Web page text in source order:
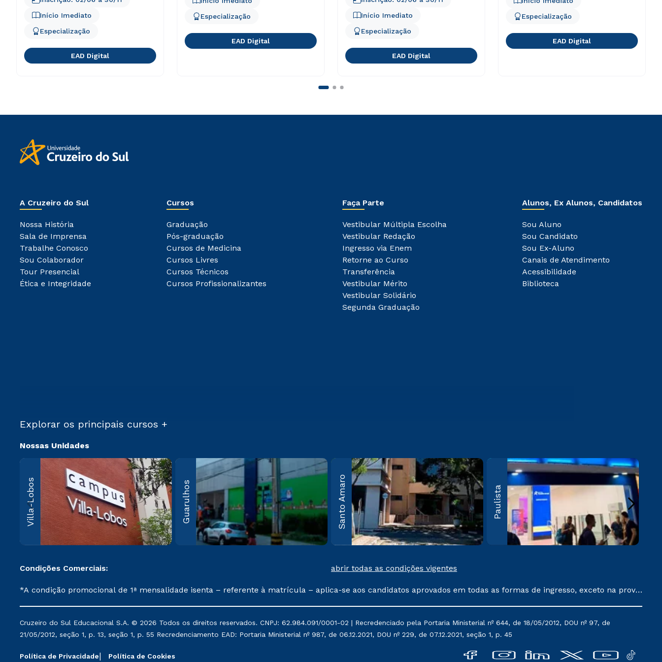
Início Imediato
Especialização
EAD Digital
Especialização
EAD Digital
Início Imediato
Especialização
EAD Digital
Especialização
EAD Digital
A Cruzeiro do Sul
Nossa História
Sala de Imprensa
Trabalhe Conosco
Sou Colaborador
Tour Presencial
Ética e Integridade
Cursos
Graduação
Pós-graduação
Cursos de Medicina
Cursos Livres
Cursos Técnicos
Cursos Profissionalizantes
Faça Parte
Vestibular Múltipla Escolha
Vestibular Redação
Ingresso via Enem
Retorne ao Curso
Transferência
Vestibular Mérito
Vestibular Solidário
Segunda Graduação
Alunos, Ex Alunos, Candidatos
Sou Aluno
Sou Candidato
Sou Ex-Aluno
Canais de Atendimento
Acessibilidade
Biblioteca
Explorar os principais cursos +
Nossas Unidades
Villa-Lobos
Villa-Lobos
Av. Imperatriz
Leopoldina, 550 Vila
Leopoldina, São
Paulo, SP CEP: 05305-
000
Saiba mais
Guarulhos
Guarulhos
Av. Salgado Filho, nº
100, Cond. Campus
Guarulhos –
Guarulhos – SP CEP:
07115-000
Saiba mais
Santo Amaro
Santo Amaro
Santo Amaro, Av. das
Nações Unidas, 18605
Vila Almeida – São
Paulo – CEP 04795-
902
Saiba mais
Paulista
Condições Comerciais: abrir todas as condições vigentes
*A condição promocional de 1ª mensalidade isenta – referente à matrícula – aplica-se aos candidatos aprovados em todas as formas de ingresso, exceto na prova
de Medicina, e também para matriculados via FIES, Prouni e outros programas governamentais, e não se acumula com nenhuma outra campanha ofertada pela
Instituição. **Semipresencial e EAD são formatos do Ensino a Distância. ** Descontos comerciais oferecidos serão mantidos conforme negociação. Descontos
institucionais poderão sofrer alterações nos períodos de rematrícula conforme exposto no contrato de prestação de serviços.
Cruzeiro do Sul Educacional S.A. © 2026 Todos os direitos reservados. CNPJ: 62.984.091/0001-02 | Recredenciado pela Portaria Ministerial nº 644, de 18/05/2012, DOU nº 97, de
21/05/2012, seção 1, p. 13, seção 1, p. 55 Recredenciamento EAD: Portaria Ministerial nº 987, de 06.12.2021, DOU nº 229, de 07.12.2021, seção 1, p. 45
Política de Privacidade Política de Cookies